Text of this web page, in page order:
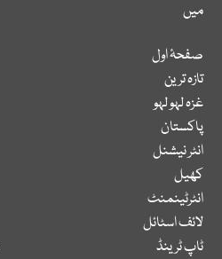
میں
صفحۂ اول
تازہ ترین
غزہ لہو لہو
پاکستان
انٹر نیشنل
کھیل
انٹرٹینمنٹ
لائف اسٹائل
ٹاپ ٹرینڈ